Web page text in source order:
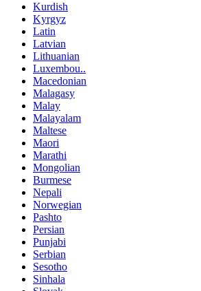
Kurdish
Kyrgyz
Latin
Latvian
Lithuanian
Luxembou..
Macedonian
Malagasy
Malay
Malayalam
Maltese
Maori
Marathi
Mongolian
Burmese
Nepali
Norwegian
Pashto
Persian
Punjabi
Serbian
Sesotho
Sinhala